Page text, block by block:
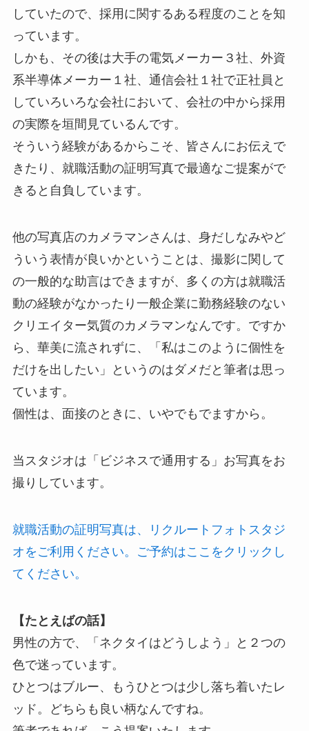
していたので、採用に関するある程度のことを知
っています。
しかも、その後は大手の電気メーカー３社、外資
系半導体メーカー１社、通信会社１社で正社員と
していろいろな会社において、会社の中から採用
の実際を垣間見ているんです。
そういう経験があるからこそ、皆さんにお伝えで
きたり、就職活動の証明写真で最適なご提案がで
きると自負しています。
他の写真店のカメラマンさんは、身だしなみやど
ういう表情が良いかということは、撮影に関して
の一般的な助言はできますが、多くの方は就職活
動の経験がなかったり一般企業に勤務経験のない
クリエイター気質のカメラマンなんです。ですか
ら、華美に流されずに、「私はこのように個性を
だけを出したい」というのはダメだと筆者は思っ
ています。
個性は、面接のときに、いやでもでますから。
当スタジオは「ビジネスで通用する」お写真をお
撮りしています。
就職活動の証明写真は、リクルートフォトスタジ
オをご利用ください。ご予約はここをクリックし
てください。
【たとえばの話】
男性の方で、「ネクタイはどうしよう」と２つの
色で迷っています。
ひとつはブルー、もうひとつは少し落ち着いたレ
ッド。どちらも良い柄なんですね。